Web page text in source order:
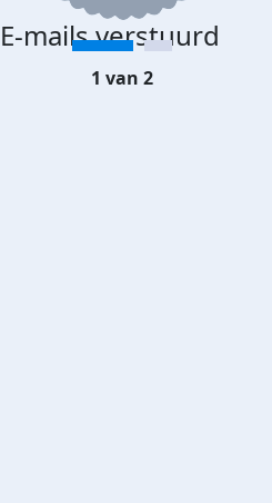
E-mails verstuurd
1 van 2